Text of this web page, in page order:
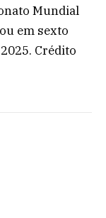
Mundial
em sexto
Crédito